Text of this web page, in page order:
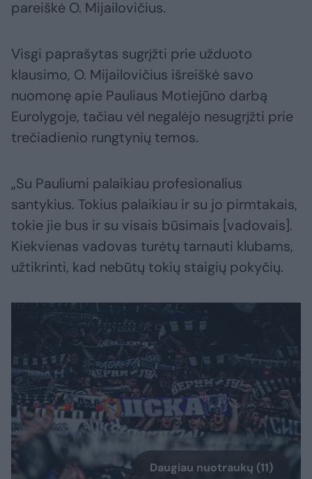
pareiškė O. Mijailovičius.
Visgi paprašytas sugrįžti prie užduoto
klausimo, O. Mijailovičius išreiškė savo
nuomonę apie Pauliaus Motiejūno darbą
Eurolygoje, tačiau vėl negalėjo nesugrįžti prie
trečiadienio rungtynių temos.
„Su Pauliumi palaikiau profesionalius
santykius. Tokius palaikiau ir su jo pirmtakais,
tokie jie bus ir su visais būsimais [vadovais].
Kiekvienas vadovas turėtų tarnauti klubams,
užtikrinti, kad nebūtų tokių staigių pokyčių.
Daugiau nuotraukų (11)